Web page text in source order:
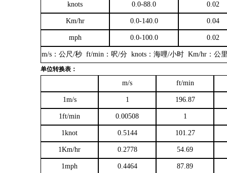
knots 0.0-88.0 0.02
Km/hr 0.0-140.0 0.04
mph 0.0-100.0 0.02
m/s ：公尺/秒 ft/min ： 呎/分 knots ：海哩/小时 Km/hr ：公
单位转换表 ：
m/s ft/min
1m/s 1 196.87
1ft/min 0.00508 1
1knot 0.5144 101.27
1Km/hr 0.2778 54.69
1mph 0.4464 87.89